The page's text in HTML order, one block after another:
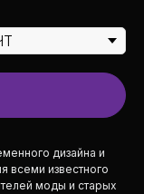
дизайна и
всеми известного
моды и старых